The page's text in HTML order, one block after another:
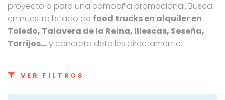
proyecto o para una campaña promocional. Busca
en nuestro listado de food trucks en alquiler en
Toledo, Talavera de la Reina, Illescas, Seseña,
Torrijos…y concreta detalles directamente.
VER FILTROS